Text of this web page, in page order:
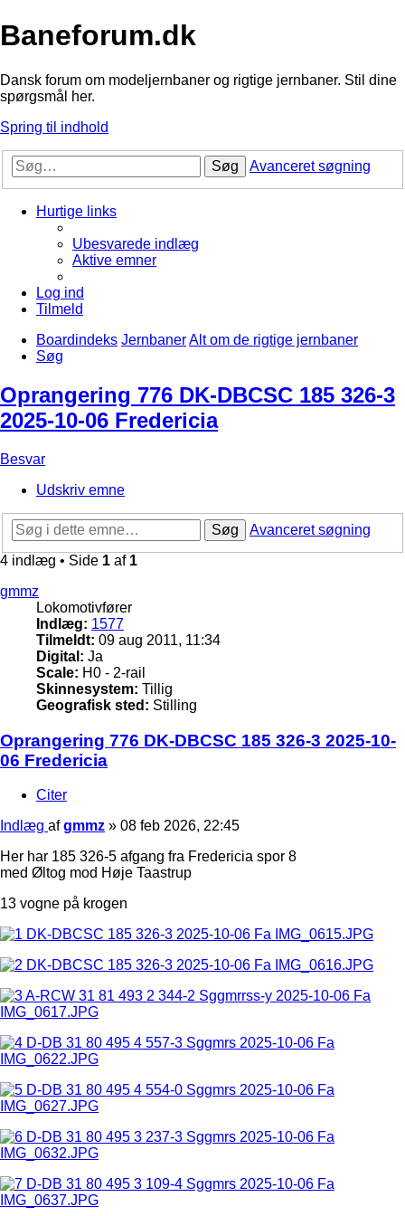
Baneforum.dk
Dansk forum om modeljernbaner og rigtige jernbaner. Stil dine
spørgsmål her.
Spring til indhold
Søg Avanceret søgning
Hurtige links
Ubesvarede indlæg
Aktive emner
Log ind
Tilmeld
Boardindeks JernbanerAlt om de rigtige jernbaner
Søg
Oprangering 776 DK-DBCSC 185 326-3
2025-10-06 Fredericia
Besvar
Udskriv emne
Søg
Avanceret søgning
4 indlæg • Side 1 af 1
gmmz
Lokomotivfører
Indlæg: 1577
Tilmeldt: 09 aug 2011, 11:34
Digital: Ja
Scale: H0 - 2-rail
Skinnesystem: Tillig
Geografisk sted: Stilling
Oprangering 776 DK-DBCSC 185 326-3 2025-10-
06 Fredericia
Citer
Indlæg afgmmz » 08 feb 2026, 22:45
Her har 185 326-5 afgang fra Fredericia spor 8
med Øltog mod Høje Taastrup
13 vogne på krogen